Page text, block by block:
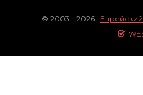
© 2003 - 2026